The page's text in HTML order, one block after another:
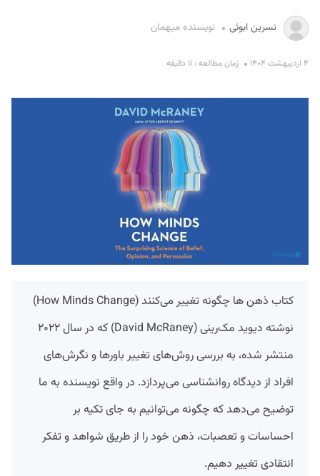
نسرین ابوئی نویسنده میهمان
۴ اردیبهشت ۱۴۰۴ زمان مطالعه : ۱۱ دقیقه
کتاب ذهن ها چگونه تغییر می‌کنند (How Minds Change)
نوشته دیوید مک‌رینی (David McRaney) که در سال ۲۰۲۲
منتشر شده، به بررسی روش‌های تغییر باورها و نگرش‌های
افراد از دیدگاه روانشناسی می‌پردازد. در واقع نویسنده به ما
توضیح می‌دهد که چگونه می‌توانیم به جای تکیه بر
احساسات و تعصبات، ذهن خود را از طریق شواهد و تفکر
انتقادی تغییر دهیم.